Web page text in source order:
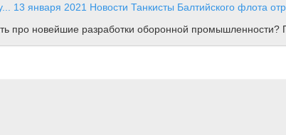
13 января 2021 Новости Танкисты Балтийского флота
про новейшие разработки оборонной